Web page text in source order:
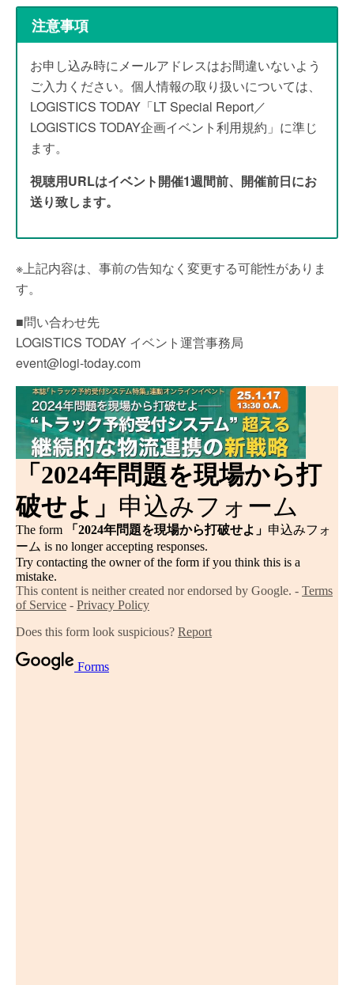
注意事項
お申し込み時にメールアドレスはお間違いないよう
ご入力ください。個人情報の取り扱いについては、
LOGISTICS TODAY「LT Special Report／
LOGISTICS TODAY企画イベント利用規約」に準じ
ます。
視聴用URLはイベント開催1週間前、開催前日にお
送り致します。
※上記内容は、事前の告知なく変更する可能性がありま
す。
■問い合わせ先
LOGISTICS TODAY イベント運営事務局
event@logi-today.com